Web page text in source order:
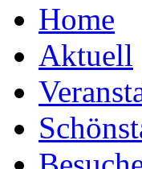
Home
Aktuell